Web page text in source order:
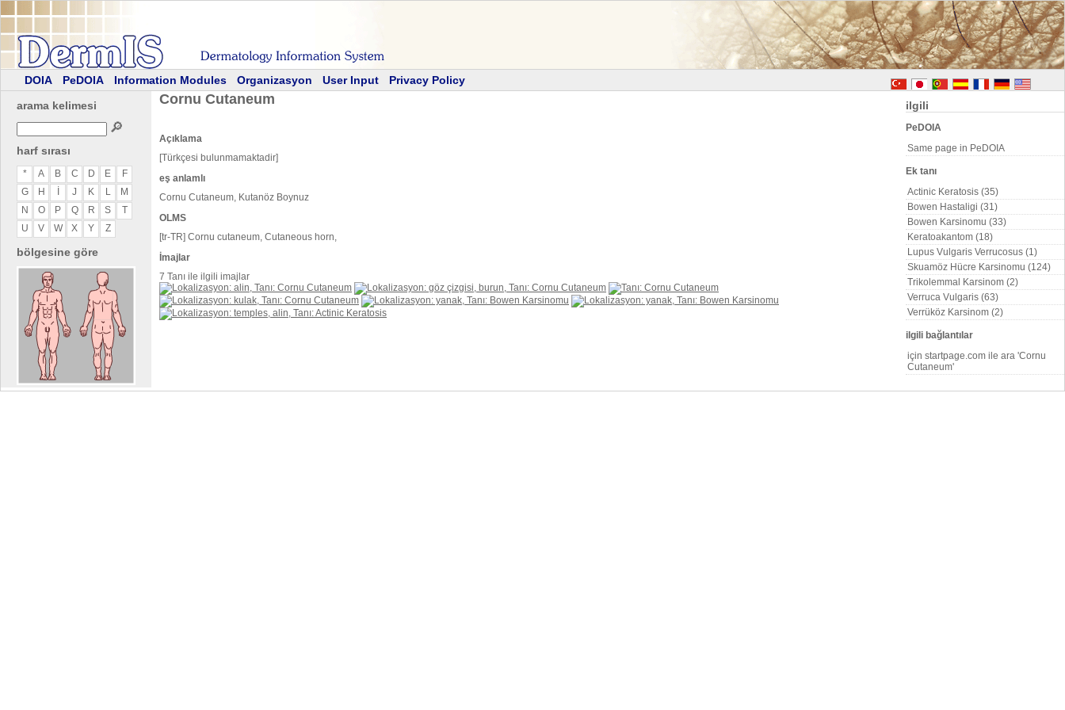
DOIA PeDOIA Information Modules Organizasyon User Input
Privacy Policy
arama kelimesi
🔎
harf sırası
* A B C D E
F
G
H J K L
M
N
O P Q R S
T
U
V W X Y Z
bölgesine göre
ilgili
PeDOIA
Same page in PeDOIA
Ek tanı
Actinic Keratosis (35)
Bowen Hastaligi (31)
Bowen Karsinomu (33)
Keratoakantom (18)
Lupus Vulgaris Verrucosus (1)
Skuamöz Hücre Karsinomu (124)
Trikolemmal Karsinom (2)
Verruca Vulgaris (63)
Verrüköz Karsinom (2)
ilgili bağlantılar
için startpage.com ile ara 'Cornu
Cutaneum'
Cornu Cutaneum
Açıklama
[Türkçesi bulunmamaktadir]
eş anlamlı
Cornu Cutaneum, Kutanöz Boynuz
OLMS
[tr-TR] Cornu cutaneum, Cutaneous horn,
İmajlar
7 Tanı ile ilgili imajlar